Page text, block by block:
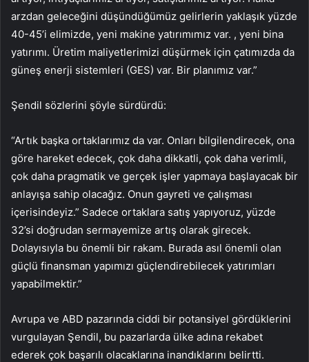
arzdan geleceğini düşündüğümüz gelirlerin yaklaşık yüzde
40-45’i elimizde, yeni makine yatırımımız var. , yeni bina
yatırımı. Üretim maliyetlerimizi düşürmek için çatımızda da
güneş enerji sistemleri (GES) var. Bir planımız var.”
Şendil sözlerini şöyle sürdürdü:
“Artık başka ortaklarımız da var. Onları bilgilendirecek, ona
göre hareket edecek, çok daha dikkatli, çok daha verimli,
çok daha pragmatik ve gerçek işler yapmaya başlayacak bir
anlayışa sahip olacağız. Onun gayreti ve çalışması
içerisindeyiz.” Sadece ortaklara satış yapıyoruz, yüzde
32’si doğrudan sermayemize artış olarak girecek.
Dolayısıyla bu önemli bir rakam. Burada asıl önemli olan
güçlü finansman yapımızı güçlendirebilecek yatırımları
yapabilmektir.”
Avrupa ve ABD pazarında ciddi bir potansiyel gördüklerini
vurgulayan Şendil, bu pazarlarda ülke adına rekabet
ederek çok başarılı olacaklarına inandıklarını belirtti.